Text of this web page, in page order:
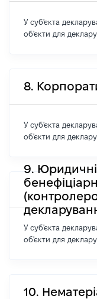
У суб'єкта
об'єкти для
8.
У суб'єкта
об'єкти для
9.
У суб'єкта
об'єкти для
10.